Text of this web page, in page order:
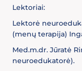
Lektoriai:
Lektorė
(menų terapija)
Med.m.dr. Jūratė
neuroedukatorė).